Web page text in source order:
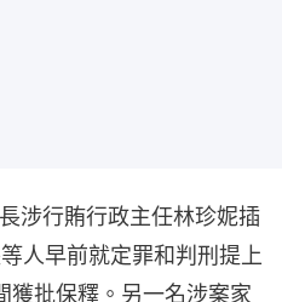
涉行賄行政主任林珍妮插
人早前就定罪和判刑提上
獲批保釋。另一名涉案家